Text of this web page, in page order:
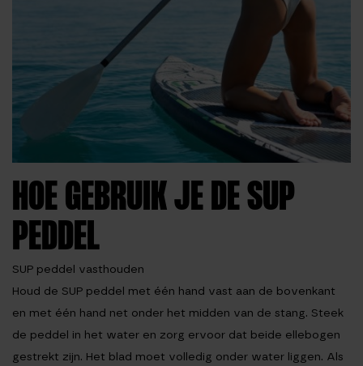
HOE GEBRUIK JE DE SUP
PEDDEL
SUP peddel vasthouden
Houd de SUP peddel met één hand vast aan de bovenkant
en met één hand net onder het midden van de stang. Steek
de peddel in het water en zorg ervoor dat beide ellebogen
gestrekt zijn. Het blad moet volledig onder water liggen. Als